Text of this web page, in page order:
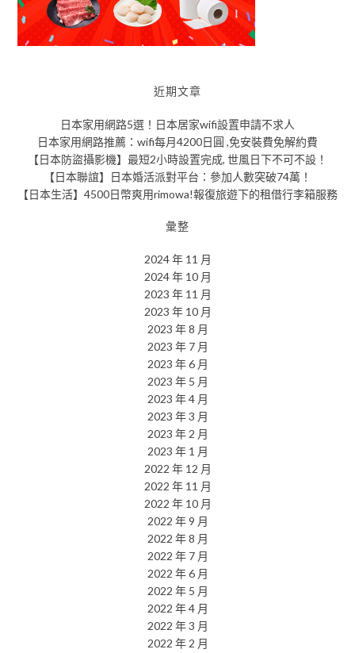
近期文章
日本家用網路5選！日本居家wifi設置申請不求人
日本家用網路推薦：wifi每月4200日圓 ,免安裝費免解約費
【日本防盜攝影機】最短2小時設置完成, 世風日下不可不設！
【日本聯誼】日本婚活派對平台：參加人數突破74萬！
【日本生活】4500日幣爽用rimowa!報復旅遊下的租借行李箱服務
彙整
2024 年 11 月
2024 年 10 月
2023 年 11 月
2023 年 10 月
2023 年 8 月
2023 年 7 月
2023 年 6 月
2023 年 5 月
2023 年 4 月
2023 年 3 月
2023 年 2 月
2023 年 1 月
2022 年 12 月
2022 年 11 月
2022 年 10 月
2022 年 9 月
2022 年 8 月
2022 年 7 月
2022 年 6 月
2022 年 5 月
2022 年 4 月
2022 年 3 月
2022 年 2 月